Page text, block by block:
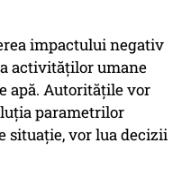
impactului negativ
activităților umane
apă. Autoritățile vor
parametrilor
situație, vor lua decizii